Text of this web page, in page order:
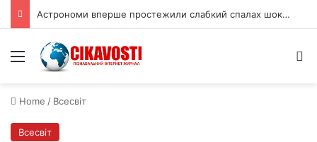
Астрономи вперше простежили слабкий спалах шокового прориву наднової
Menu
Home / Всесвіт
Всесвіт